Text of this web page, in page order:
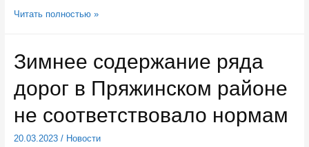
Прионежскому
сложные
модели
продукции
из
камня
Читать полностью »
Зимнее содержание ряда
дорог в Пряжинском районе
не соответствовало нормам
20.03.2023/ Новости